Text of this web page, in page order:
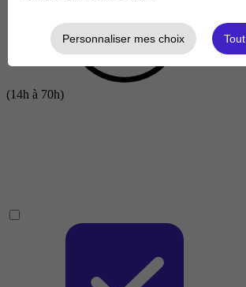
(14h à 70h)
Personnaliser mes choix